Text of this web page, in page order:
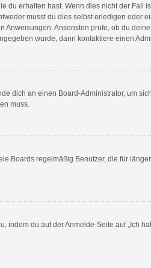
du erhalten hast. Wenn dies nicht der Fall
musst du dies selbst erledigen oder
Ansonsten prüfe, ob du
wurde, dann kontaktiere einen
dich an einen Board-Administrator, um
muss.
Boards regelmäßig Benutzer, die für
indem du auf der Anmelde-Seite auf „Ich